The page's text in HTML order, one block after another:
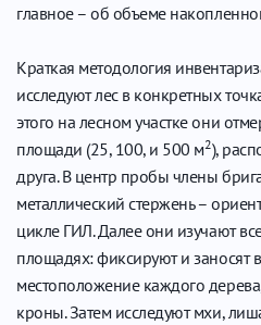
главное – об объеме
Краткая методология
исследуют лес в конкретных
этого на лесном участке они
площади (25, 100, и 500 м2),
друга. В центр пробы члены
металлический стержень –
цикле ГИЛ. Далее они изучают
площадях: фиксируют и заносят
местоположение каждого
кроны. Затем исследуют мхи,